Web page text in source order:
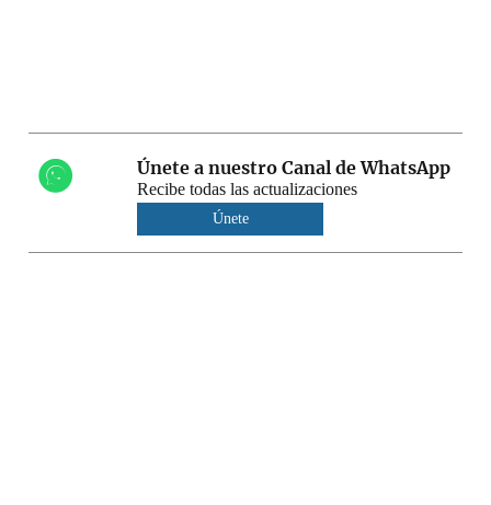
Únete a nuestro Canal de WhatsApp
Recibe todas las actualizaciones
Únete